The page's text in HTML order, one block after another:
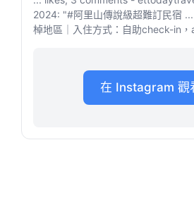
2024: "#阿里山傳說級超難訂民宿
棹地區｜入住方式：自助check-in
在 Instagram